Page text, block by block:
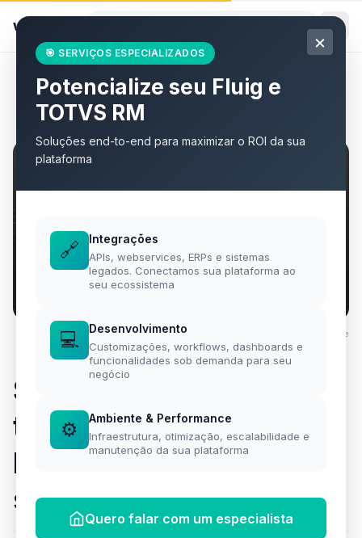
willian
Todos os artigos
Foto por Taylor Vick Unsplash License
Saiba como acessar as
telas de metadados do
RM através de web
service.
×
🎯 SERVIÇOS ESPECIALIZADOS
Potencialize seu Fluig e
TOTVS RM
Soluções end-to-end para maximizar o ROI da sua
plataforma
🔗 Integrações
APIs, webservices, ERPs e sistemas
legados. Conectamos sua plataforma ao
seu ecossistema
💻 Desenvolvimento
Customizações, workflows, dashboards e
funcionalidades sob demanda para seu
negócio
⚙️ Ambiente & Performance
Infraestrutura, otimização, escalabilidade e
manutenção da sua plataforma
Quero falar com um especialista